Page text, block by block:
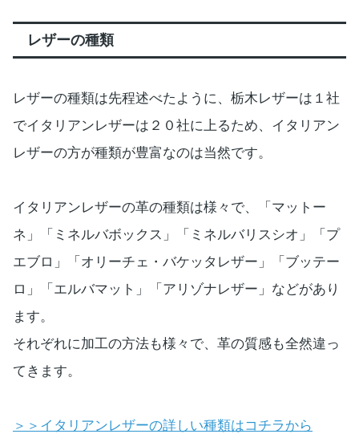
レザーの種類
レザーの種類は先程述べたように、栃木レザーは１社
でイタリアンレザーは２０社に上るため、イタリアン
レザーの方が種類が豊富なのは当然です。
イタリアンレザーの革の種類は様々で、「マットー
ネ」「ミネルバボックス」「ミネルバリスシオ」「プ
エブロ」「オリーチェ・バケッタレザー」「ブッテー
ロ」「エルバマット」「アリゾナレザー」などがあり
ます。
それぞれに加工の方法も様々で、革の質感も全然違っ
てきます。
＞＞イタリアンレザーの詳しい種類はコチラから